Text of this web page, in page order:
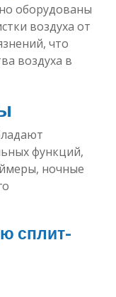
оборудованы
воздуха от
что
воздуха в
функций,
ночные
сплит-